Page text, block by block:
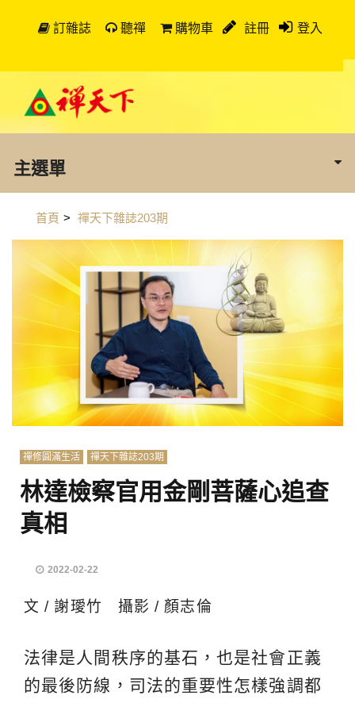
訂雜誌 聽禪 購物車 註冊 登入
主選單
首頁 > 禪天下雜誌203期
禪修圓滿生活 禪天下雜誌203期
林達檢察官用金剛菩薩心追查
真相
2022-02-22
文 / 謝璦竹 攝影 / 顏志倫
法律是人間秩序的基石，也是社會正義
的最後防線，司法的重要性怎樣強調都